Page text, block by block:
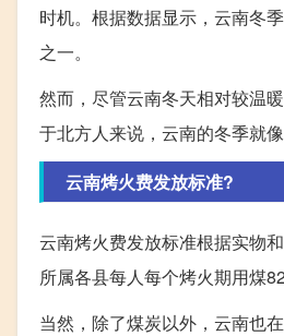
时机。根据数据显示，云南冬
之一。
然而，尽管云南冬天相对较温
于北方人来说，云南的冬季就
云南烤火费发放标准?
云南烤火费发放标准根据实物
所属各县每人每个烤火期用煤
当然，除了煤炭以外，云南也